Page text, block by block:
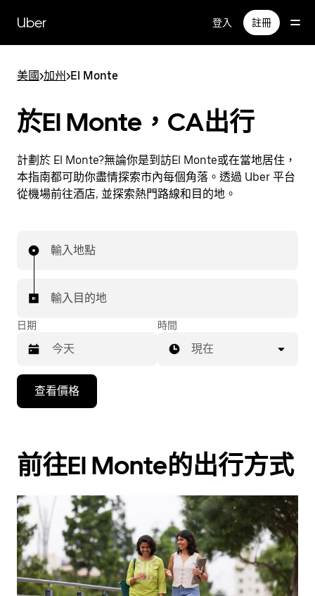
Uber 登入 註冊
美國>加州>El Monte
於El Monte，CA出行
計劃於 El Monte?無論你是到訪El Monte或在當地居住，
本指南都可助你盡情探索市內每個角落。透過 Uber 平台
從機場前往酒店, 並探索熱門路線和目的地。
輸入地點
輸入目的地
日期
下
箭
咀
即
可
使
用
日
曆
時間
現在
查看價格
前往El Monte的出行方式